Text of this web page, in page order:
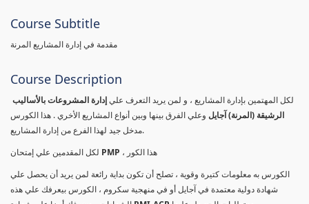
Course Subtitle
مقدمة في إدارة المشاريع المرنة
Course Description
لكل المهتمين بإدارة المشاريع ، و لمن يريد التعرف عليإدارة المشروعات بالأساليب
الرشيقة (المرنة) آجايل وعلي الفرق بينها وبين أنواع المشاريع الأخري . هذا الكورس
مدخل جيد لهذا الفرع من إدارة المشاريع.
PMP
، هذا الكور
الكورس به معلومات كتيرة وقوية ، تصلح أن تكون بداية رائعة لمن يريد أن يحصل علي
شهادة دولية معتمدة في آجايل أو في منهجية سكروم ، الكورس بيعرفك علي هذه